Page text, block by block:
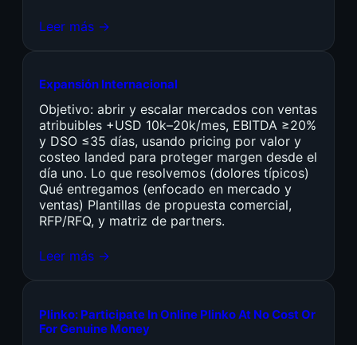
Leer más →
Expansión Internacional
Objetivo: abrir y escalar mercados con ventas
atribuibles +USD 10k–20k/mes, EBITDA ≥20%
y DSO ≤35 días, usando pricing por valor y
costeo landed para proteger margen desde el
día uno. Lo que resolvemos (dolores típicos)
Qué entregamos (enfocado en mercado y
ventas) Plantillas de propuesta comercial,
RFP/RFQ, y matriz de partners.
Leer más →
Plinko: Participate In Online Plinko At No Cost Or
For Genuine Money